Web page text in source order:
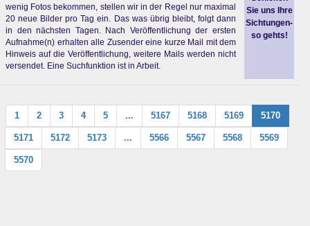
wenig Fotos bekommen, stellen wir in der Regel nur maximal
20 neue Bilder pro Tag ein. Das was übrig bleibt, folgt dann
in den nächsten Tagen. Nach Veröffentlichung der ersten
Aufnahme(n) erhalten alle Zusender eine kurze Mail mit dem
Hinweis auf die Veröffentlichung, weitere Mails werden nicht
versendet. Eine Suchfunktion ist in Arbeit.
Sie uns Ihre
Sichtungen-
so gehts!
1 2 3 4 5 ... 5167 5168 5169 5170
5171 5172 5173 ... 5566 5567 5568 5569
5570